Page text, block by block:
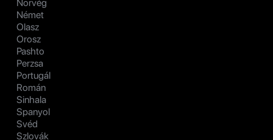
Norvég
Német
Olasz
Orosz
Pashto
Perzsa
Portugál
Román
Sinhala
Spanyol
Svéd
Szlovák